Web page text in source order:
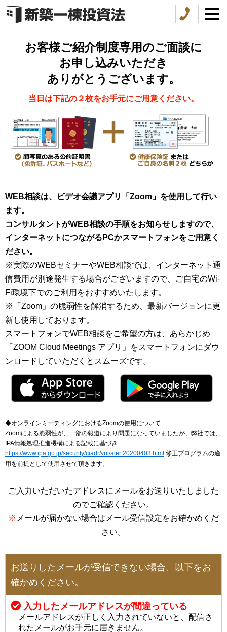
お客様ご紹介制度専用のご面談に
お申し込みいただき
ありがとうございます。
当日は下記の２枚をお手元にご用意ください。
WEB相談は、ビデオ会議アプリ「Zoom」を使用して行い
ます。
コンサルタントがWEB相談の手順をお知らせしますので、
インターネットにつながるPCかスマートフォンをご用意く
ださい。
※実際のWEBセミナーやWEB相談では、インターネット通
信費用が別途発生する場合がございますので、ご自宅のWi-
Fi環境下でのご利用をおすすめいたします。
※「Zoom」の脆弱性を解消するため、最新バージョンに更
新し使用しております。
スマートフォンでWEB相談をご希望の方は、あらかじめ
「ZOOM Cloud Meetings アプリ」をスマートフォンにダウ
ンロードしていただくとスムーズです。
◆オンラインミーティングにおけるZoomの使用について
Zoomによる脆弱性が、一部の報道により問題になっていましたが、弊社では、
IPA情報処理推進機構による記載に基づき
https://www.ipa.go.jp/security/ciadr/vul/alert20200403.html 修正プログラムの適
用を前提として使用させて頂きます。
ご入力いただいたアドレスにメールをお送りいたしました
のでご確認ください。
※ メールが届かない場合はメール受信設定をお確かめくだ
さい。
お送りしたメールが受信できない場合、以下をお
確かめください。
入力したメールアドレスが間違っている
メールアドレスが正しく入力されていないと、配信さ
れたメールがお手元に届きません。